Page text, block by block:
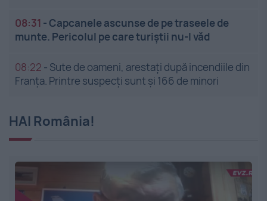
08:31 -Capcanele ascunse de pe traseele de
munte. Pericolul pe care turiștii nu-l văd
08:22 - Sute de oameni, arestați după incendiile din
Franța. Printre suspecți sunt și 166 de minori
HAI România!